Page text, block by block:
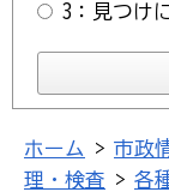
3：見つけ
ホーム > 市政
理・検査 > 各